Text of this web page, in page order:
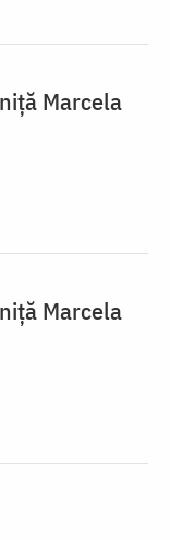
Marcela
Marcela